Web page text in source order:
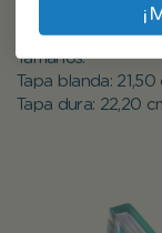
tapa blanda y
Tamaños:
Tapa blanda:
Tapa dura: 22,20